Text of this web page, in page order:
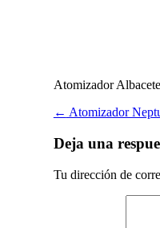
Atomizador
Post
navigation
← Atomizador
Deja una
Tu dirección de